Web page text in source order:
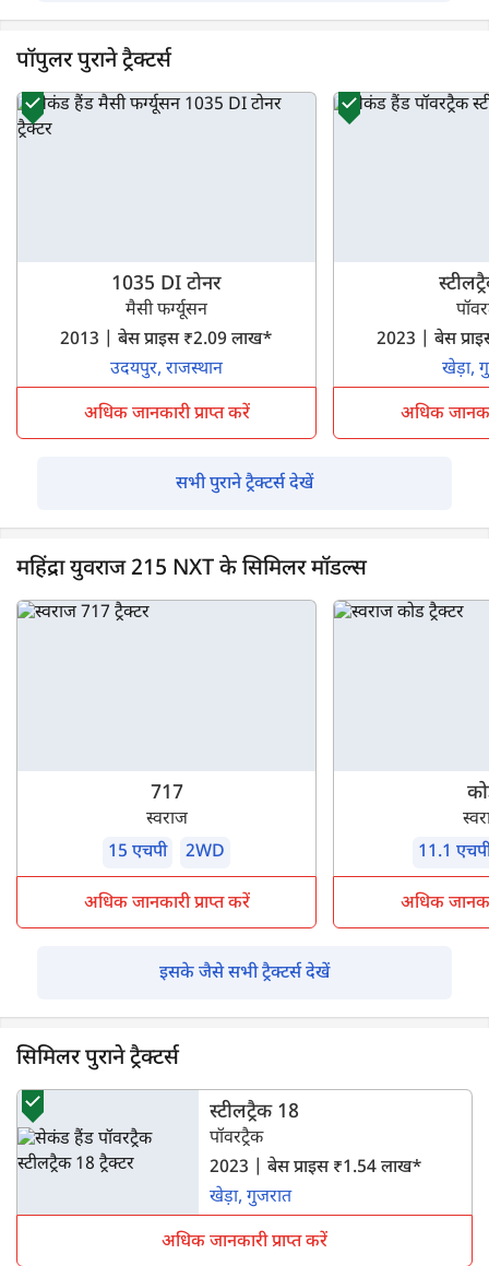
पॉपुलर पुराने ट्रैक्टर्स
1035 DI टोनर
मैसी फर्ग्यूसन
2013 | बेस प्राइस ₹2.09 लाख*
उदयपुर, राजस्थान
अधिक जानकारी प्राप्त करें
2023 | बेस
खेड़ा,
अधिक
सभी पुराने ट्रैक्टर्स देखें
महिंद्रा युवराज 215 NXT के सिमिलर मॉडल्स
717
स्वराज
15 एचपी
2WD
अधिक जानकारी प्राप्त करें
11.1
अधिक
इसके जैसे सभी ट्रैक्टर्स देखें
सिमिलर पुराने ट्रैक्टर्स
स्टीलट्रैक 18
पॉवरट्रैक
2023 | बेस प्राइस ₹1.54 लाख*
खेड़ा, गुजरात
अधिक जानकारी प्राप्त करें